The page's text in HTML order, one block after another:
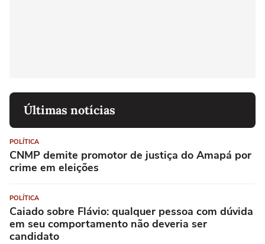
Últimas notícias
POLÍTICA
CNMP demite promotor de justiça do Amapá por
crime em eleições
POLÍTICA
Caiado sobre Flávio: qualquer pessoa com dúvida
em seu comportamento não deveria ser
candidato